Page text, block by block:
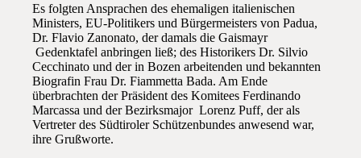
Es folgten Ansprachen des ehemaligen italienischen
Ministers, EU-Politikers und Bürgermeisters von Padua,
Dr. Flavio Zanonato, der damals die Gaismayr
Gedenktafel anbringen ließ; des Historikers Dr. Silvio
Cecchinato und der in Bozen arbeitenden und bekannten
Biografin Frau Dr. Fiammetta Bada. Am Ende
überbrachten der Präsident des Komitees Ferdinando
Marcassa und der Bezirksmajor Lorenz Puff, der als
Vertreter des Südtiroler Schützenbundes anwesend war,
ihre Grußworte.